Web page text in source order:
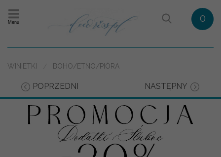
Menu 0
WINIETKI BOHO/ETNO/PIÓRA
POPRZEDNI NASTĘPNY